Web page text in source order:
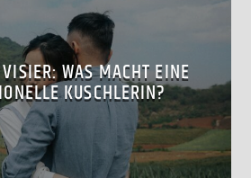
WAS MACHT EINE
KUSCHLERIN?